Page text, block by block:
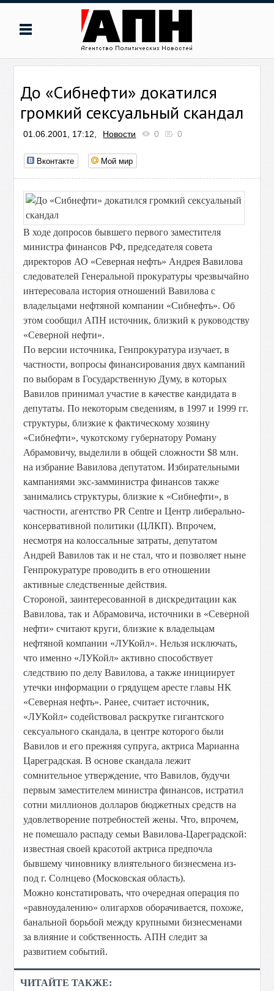
До «Сибнефти» докатился
громкий сексуальный скандал
01.06.2001, 17:12, Новости 0 0
Вконтакте Мой мир
В ходе допросов бывшего первого заместителя
министра финансов РФ, председателя совета
директоров АО «Северная нефть» Андрея Вавилова
следователей Генеральной прокуратуры чрезвычайно
интересовала история отношений Вавилова с
владельцами нефтяной компании «Сибнефть». Об
этом сообщил АПН источник, близкий к руководству
«Северной нефти».
По версии источника, Генпрокуратура изучает, в
частности, вопросы финансирования двух кампаний
по выборам в Государственную Думу, в которых
Вавилов принимал участие в качестве кандидата в
депутаты. По некоторым сведениям, в 1997 и 1999 гг.
структуры, близкие к фактическому хозяину
«Сибнефти», чукотскому губернатору Роману
Абрамовичу, выделили в общей сложности $8 млн.
на избрание Вавилова депутатом. Избирательными
кампаниями экс-замминистра финансов также
занимались структуры, близкие к «Сибнефти», в
частности, агентство PR Centre и Центр либерально-
консервативной политики (ЦЛКП). Впрочем,
несмотря на колоссальные затраты, депутатом
Андрей Вавилов так и не стал, что и позволяет ныне
Генпрокуратуре проводить в его отношении
активные следственные действия.
Стороной, заинтересованной в дискредитации как
Вавилова, так и Абрамовича, источники в «Северной
нефти» считают круги, близкие к владельцам
нефтяной компании «ЛУКойл». Нельзя исключать,
что именно «ЛУКойл» активно способствует
следствию по делу Вавилова, а также инициирует
утечки информации о грядущем аресте главы НК
«Северная нефть». Ранее, считает источник,
«ЛУКойл» содействовал раскрутке гигантского
сексуального скандала, в центре которого были
Вавилов и его прежняя супруга, актриса Марианна
Цареградская. В основе скандала лежит
сомнительное утверждение, что Вавилов, будучи
первым заместителем министра финансов, истратил
сотни миллионов долларов бюджетных средств на
удовлетворение потребностей жены. Что, впрочем,
не помешало распаду семьи Вавилова-Цареградской:
известная своей красотой актриса предпочла
бывшему чиновнику влиятельного бизнесмена из-
под г. Солнцево (Московская область).
Можно констатировать, что очередная операция по
«равноудалению» олигархов оборачивается, похоже,
банальной борьбой между крупными бизнесменами
за влияние и собственность. АПН следит за
развитием событий.
ЧИТАЙТЕ ТАКЖЕ: